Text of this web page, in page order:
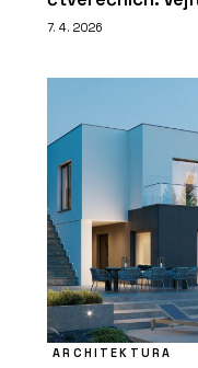
7. 4. 2026
ARCHITEKTURA